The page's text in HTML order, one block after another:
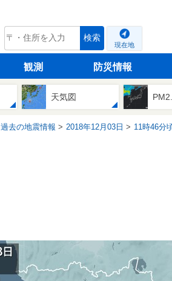
tenki.jp 検索
現在地
観測 防災情報
天気図
過去の地震情報 2018年12月03日 11時46分